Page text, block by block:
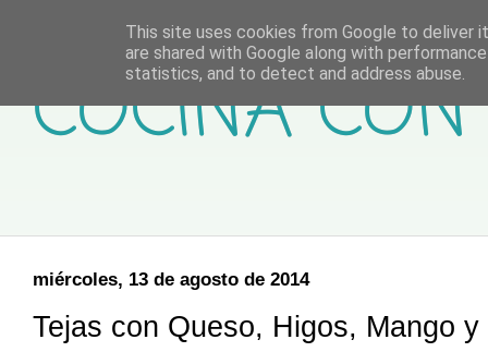
COCINA
miércoles, 13 de agosto de 2014
Tejas con Queso, Higos, Mango y
This site uses cookies from Google to deliver
are shared with Google along with
statistics, and to detect and address abuse.